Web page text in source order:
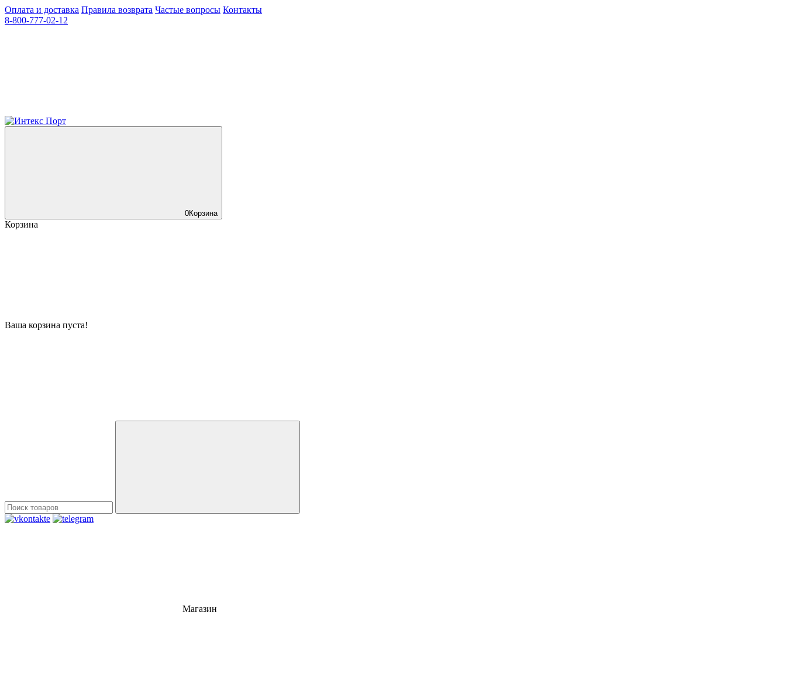
Оплата и доставка Правила возврата Частые вопросы Контакты
8-800-777-02-12
0Корзина
Корзина
Ваша корзина пуста!
Магазин